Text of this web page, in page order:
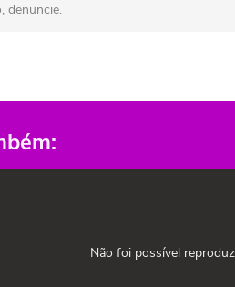
denuncie.
Não foi possível